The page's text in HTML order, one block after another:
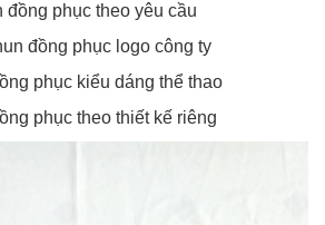
đồng phục theo yêu cầu
đồng phục logo công ty
phục kiểu dáng thể thao
phục theo thiết kế riêng